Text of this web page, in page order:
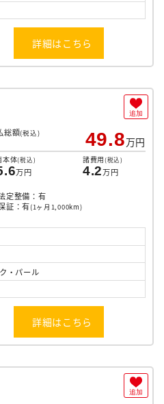
詳細はこちら
総額(税込) 49.8万円
本体(税込)
万円
諸費用(税込)
4.2万円
定整備：有
証：有(1ヶ月1,000km)
・パール
詳細はこちら
追加
追加